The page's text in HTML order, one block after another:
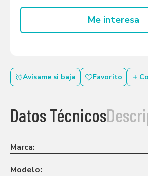
Me interesa
Avísame si baja Favorito
Datos Técnicos
Marca:
Modelo: